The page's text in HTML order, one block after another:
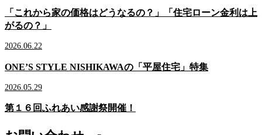
「これから家の価格はどうなるの？」「住宅ローン金利は上
がるの？」
2026.06.22
ONE’S STYLE NISHIKAWAの「平屋住宅」特集
2026.05.29
第１６回ふれあい感謝祭開催！